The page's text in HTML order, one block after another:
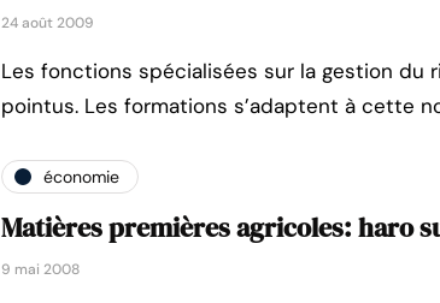
24 août 2009
Les fonctions spécialisées sur la gestion
pointus. Les formations s’adaptent à cette
économie
Matières premières agricoles: haro
9 mai 2008